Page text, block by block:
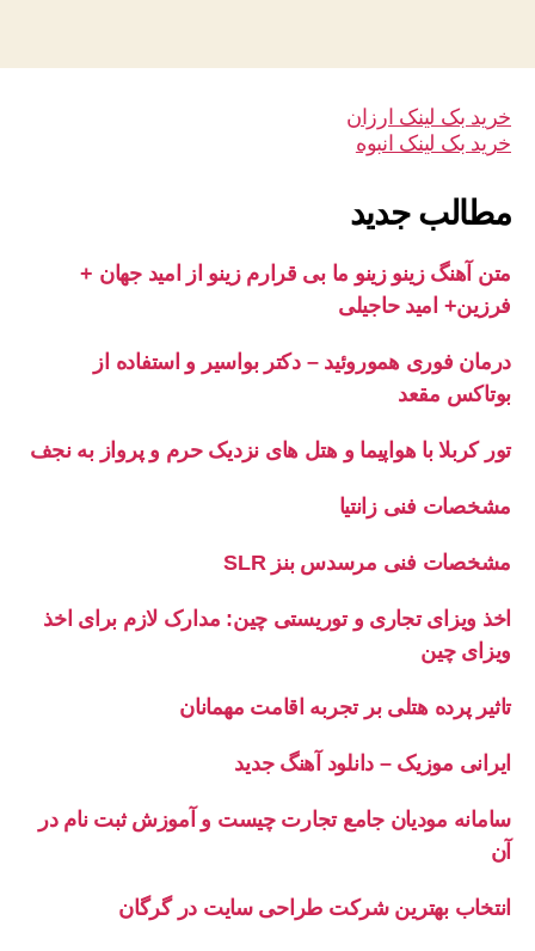
خرید بک لینک ارزان
خرید بک لینک انبوه
مطالب جدید
متن آهنگ زینو زینو ما بی قرارم زینو از امید جهان +
فرزین+ امید حاجیلی
درمان فوری هموروئید – دکتر بواسیر و استفاده از
بوتاکس مقعد
تور کربلا با هواپیما و هتل های نزدیک حرم و پرواز به نجف
مشخصات فنی زانتیا
مشخصات فنی مرسدس بنز SLR
اخذ ویزای تجاری و توریستی چین: مدارک لازم برای اخذ
ویزای چین
تاثیر پرده هتلی بر تجربه اقامت مهمانان
ایرانی موزیک – دانلود آهنگ جدید
سامانه مودیان جامع تجارت چیست و آموزش ثبت نام در
آن
انتخاب بهترین شرکت طراحی سایت در گرگان